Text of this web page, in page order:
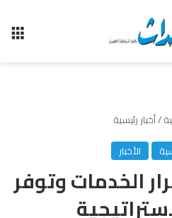
/أخبار رئيسية
الأخبار
الخدمات وتوفر